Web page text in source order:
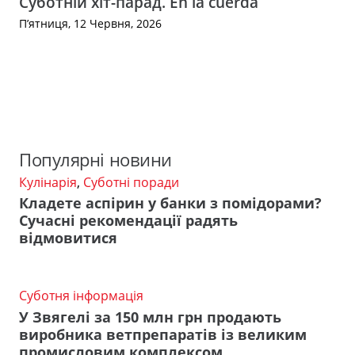
П’ятниця, 12 Червня, 2026
Популярні новини
Кулінарія, Суботні поради
Кладете аспірин у банки з помідорами?
Сучасні рекомендації радять
відмовитися
Суботня інформація
У Звягелі за 150 млн грн продають
виробника ветпрепаратів із великим